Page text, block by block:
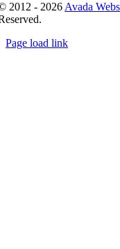
2012 - 2026 Avada
Page load link